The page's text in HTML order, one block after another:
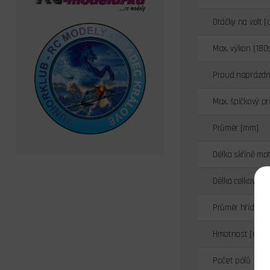
Otáčky na volt
Max. výkon
Proud
Max. špičkový
Průměr [mm]
Délka skříně
Délka celková
Průměr hřídele
Hmotnost [g]
Počet pólů